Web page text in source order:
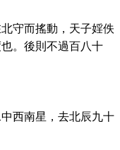
守而搖動，天子婬佚
。後則不過百八十
西南星，去北辰九十